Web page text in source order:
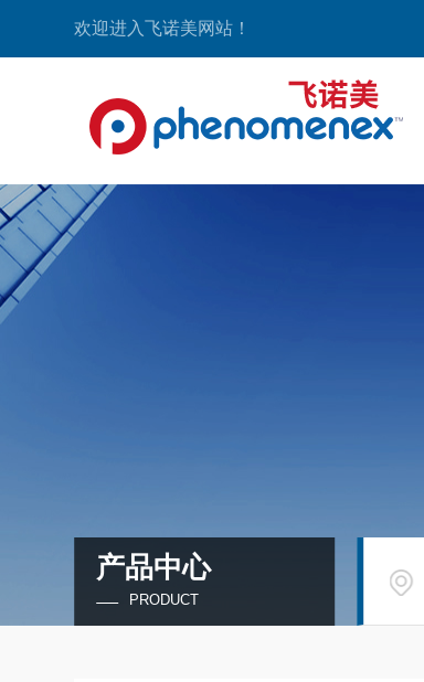
欢迎进入飞诺美网站！
产品中心
PRODUCT